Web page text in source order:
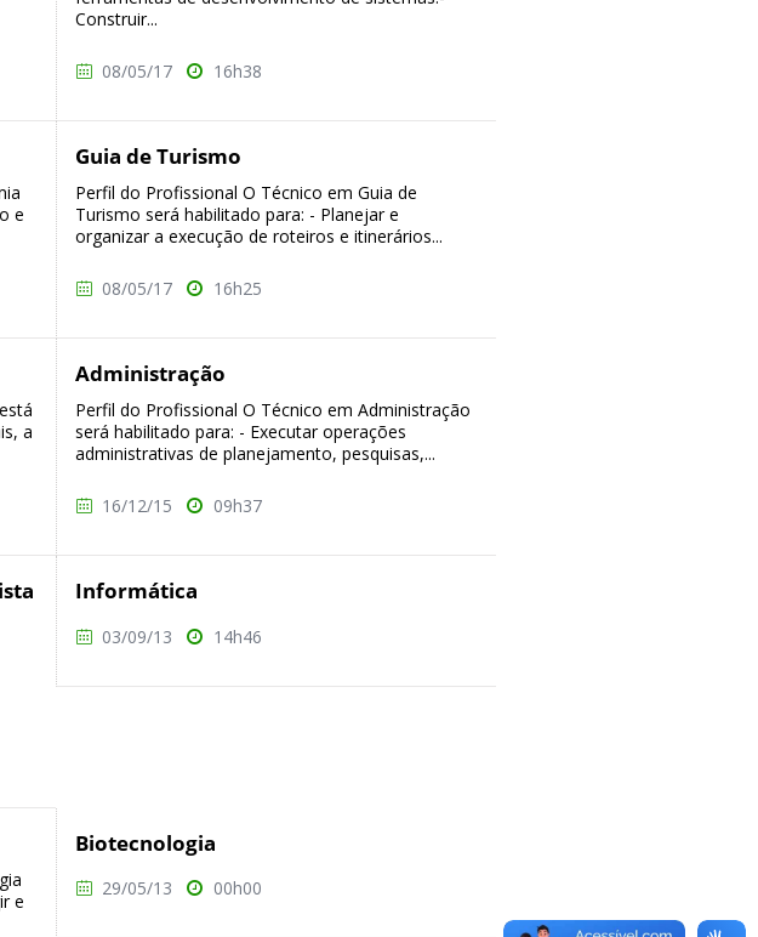
Construir...
08/05/17 16h38
e
Guia de Turismo
Perfil do Profissional O Técnico em Guia de
Turismo será habilitado para: - Planejar e
organizar a execução de roteiros e itinerários...
08/05/17 16h25
a
Administração
Perfil do Profissional O Técnico em Administração
será habilitado para: - Executar operações
administrativas de planejamento, pesquisas,...
16/12/15 09h37
Informática
03/09/13 14h46
e
Biotecnologia
29/05/13 00h00